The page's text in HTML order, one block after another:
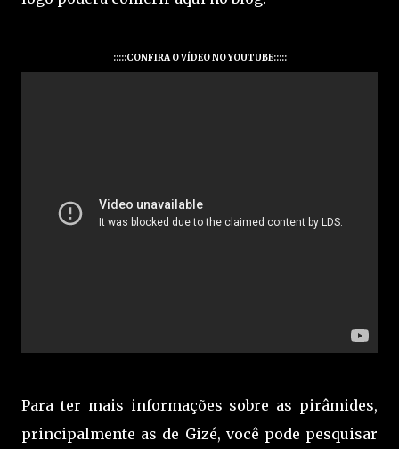
:::::CONFIRA O VÍDEO NO YOUTUBE:::::
Para ter mais informações sobre as pirâmides,
principalmente as de Gizé, você pode pesquisar